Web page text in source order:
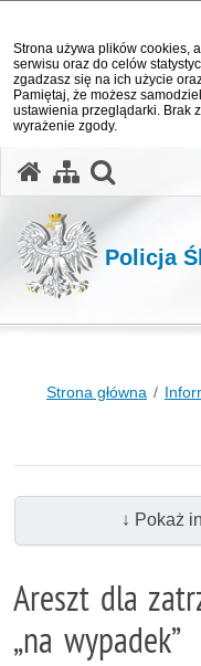
Strona używa plików cookies,
serwisu oraz do celów
zgadzasz się na ich użycie
Pamiętaj, że możesz
ustawienia przeglądarki. Brak
wyrażenie zgody.
Policja
Strona główna
↓ Pokaż
Areszt dla
„na wypadek”